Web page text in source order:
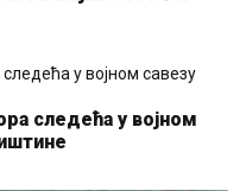
следећа у војном